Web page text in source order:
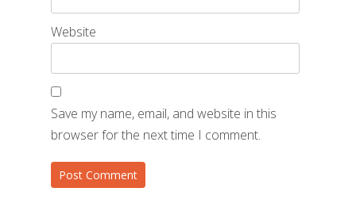
Website
Save my name, email, and website in this
browser for the next time I comment.